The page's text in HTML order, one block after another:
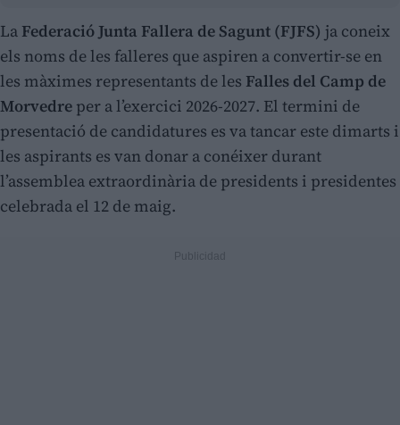
La Federació Junta Fallera de Sagunt (FJFS) ja coneix
els noms de les falleres que aspiren a convertir-se en
les màximes representants de les Falles del Camp de
Morvedre per a l’exercici 2026-2027. El termini de
presentació de candidatures es va tancar este dimarts i
les aspirants es van donar a conéixer durant
l’assemblea extraordinària de presidents i presidentes
celebrada el 12 de maig.